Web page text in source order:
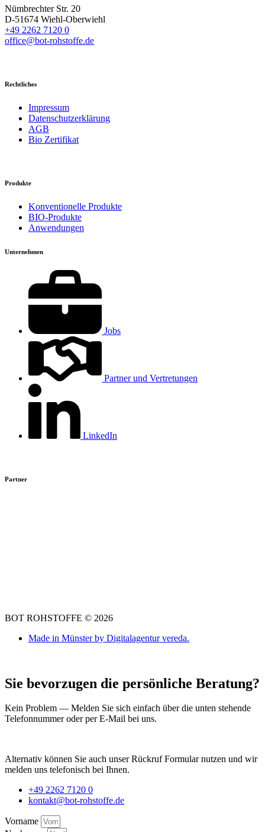
Nümbrechter Str. 20
D-51674 Wiehl-Oberwiehl
+49 2262 7120 0
office@bot-rohstoffe.de
Rechtliches
Impressum
Datenschutzerklärung
AGB
Bio Zertifikat
Produkte
Konventionelle Produkte
BIO-Produkte
Anwendungen
Unternehmen
Jobs
Partner und Vertretungen
LinkedIn
Partner
BOT ROHSTOFFE © 2026
Made in Münster by Digitalagentur vereda.
Sie bevorzugen die persönliche Beratung?
Kein Problem — Melden Sie sich einfach über die unten stehende
Telefonnummer oder per E-Mail bei uns.
Alternativ können Sie auch unser Rückruf Formular nutzen und wir
melden uns telefonisch bei Ihnen.
+49 2262 7120 0
kontakt@bot-rohstoffe.de
Vorname